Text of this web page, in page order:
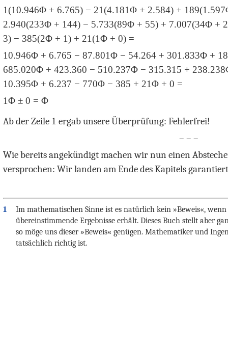
1(10.946Φ + 6.765) − 21(4.181Φ + 2.584) + 189(1.597
2.940(233Φ + 144) − 5.733(89Φ + 55) + 7.007(34Φ +
3) − 385(2Φ + 1) + 21(1Φ + 0) =
10.946Φ + 6.765 − 87.801Φ − 54.264 + 301.833Φ +
685.020Φ + 423.360 − 510.237Φ − 315.315 + 238.238
10.395Φ + 6.237 − 770Φ − 385 + 21Φ + 0 =
1Φ ± 0 = Φ
Ab der Zeile 1 ergab unsere Überprüfung: Fehlerfrei!
– – –
Wie bereits angekündigt machen wir nun einen
versprochen: Wir landen am Ende des Kapitels
1
Im mathematischen Sinne ist es natürlich kein »Beweis«,
übereinstimmende Ergebnisse erhält. Dieses Buch stellt aber
so möge uns dieser »Beweis« genügen. Mathematiker und
tatsächlich richtig ist.